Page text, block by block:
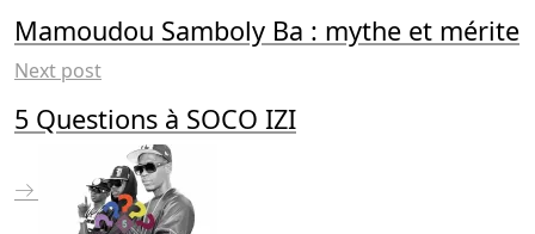
Mamoudou Samboly Ba : mythe et mérite
Next post
5 Questions à SOCO IZI